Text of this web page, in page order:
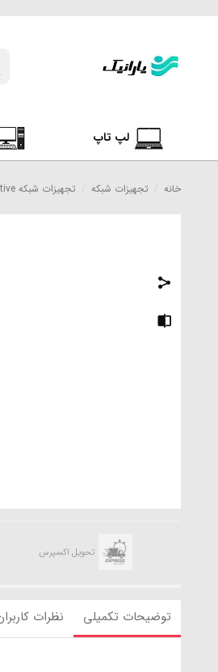
لپ تاپ
خانه تجهیزات شبکه تجهیزات شبکه Active
تحویل اکسپرس
توضیحات تکمیلی نظرات